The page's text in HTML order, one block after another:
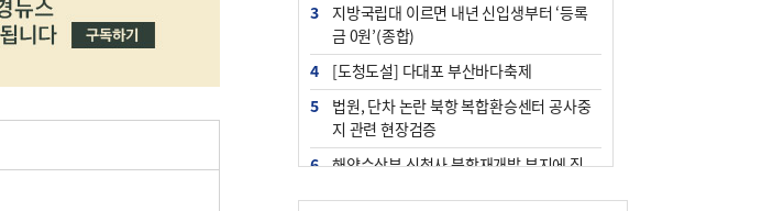
3
지방국립대 이르면 내년 신입생부터 ‘등록
금 0원’(종합)
4
[도청도설] 다대포 부산바다축제
5
법원, 단차 논란 북항 복합환승센터 공사중
지 관련 현장검증
6
해양수산부 신청사 북항재개발 부지에 짓